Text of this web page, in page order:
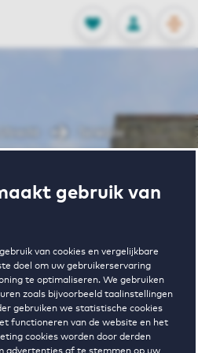
gebruik van
van cookies en vergelijkbare
doel om uw gebruikerservaring
te optimaliseren. We gebruiken
zoals bijvoorbeeld taalinstellingen
gebruiken we statistische cookies
functioneren van de website en het
cookies worden door derden
FAVORIETEN
Opgeslagen
INLOGGEN
Terwijde
in